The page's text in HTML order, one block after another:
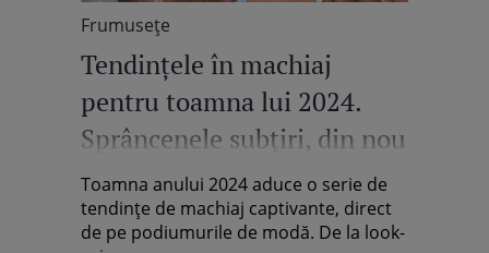
Frumuseţe
Tendinţele în machiaj
pentru toamna lui 2024.
Sprâncenele subţiri, din nou
în trend
Toamna anului 2024 aduce o serie de
tendințe de machiaj captivante, direct
de pe podiumurile de modă. De la look-